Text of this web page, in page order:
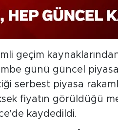
geçim
günü güncel
serbest piyasa
fiyatın görüldüğü
kaydedildi.